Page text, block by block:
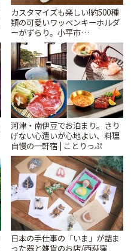
カスタマイズも楽しい!約500種
類の可愛いワッペンキーホルダ
ーがずらり。小平市
「Kimamaya T&K」 | ことりっ
ぷ
河津・南伊豆でお泊まり。さり
げない心遣いが心地よい、料理
自慢の一軒宿 | ことりっぷ
日本の手仕事の「いま」が詰ま
った器と雑貨のお店/西荻窪